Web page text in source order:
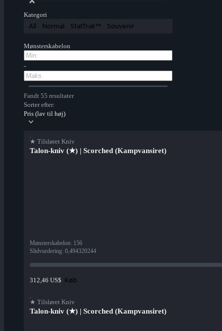
Kategori
All Normal StatTrak™ Souvenir
Mønsterskabelon
-
Fandt 55 resultater
Sorter efter:
Pris (lav til høj)
★ Tilsløret Kniv
Talon-kniv (★) | Scorched (Kampvansiret)
Mønsterskabelon: 156
Slidvurdering: 0,494320244
312,46 US$ Køb
★ Tilsløret Kniv
Talon-kniv (★) | Scorched (Kampvansiret)